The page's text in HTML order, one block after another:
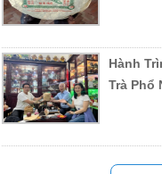
Hành
Trà Phổ